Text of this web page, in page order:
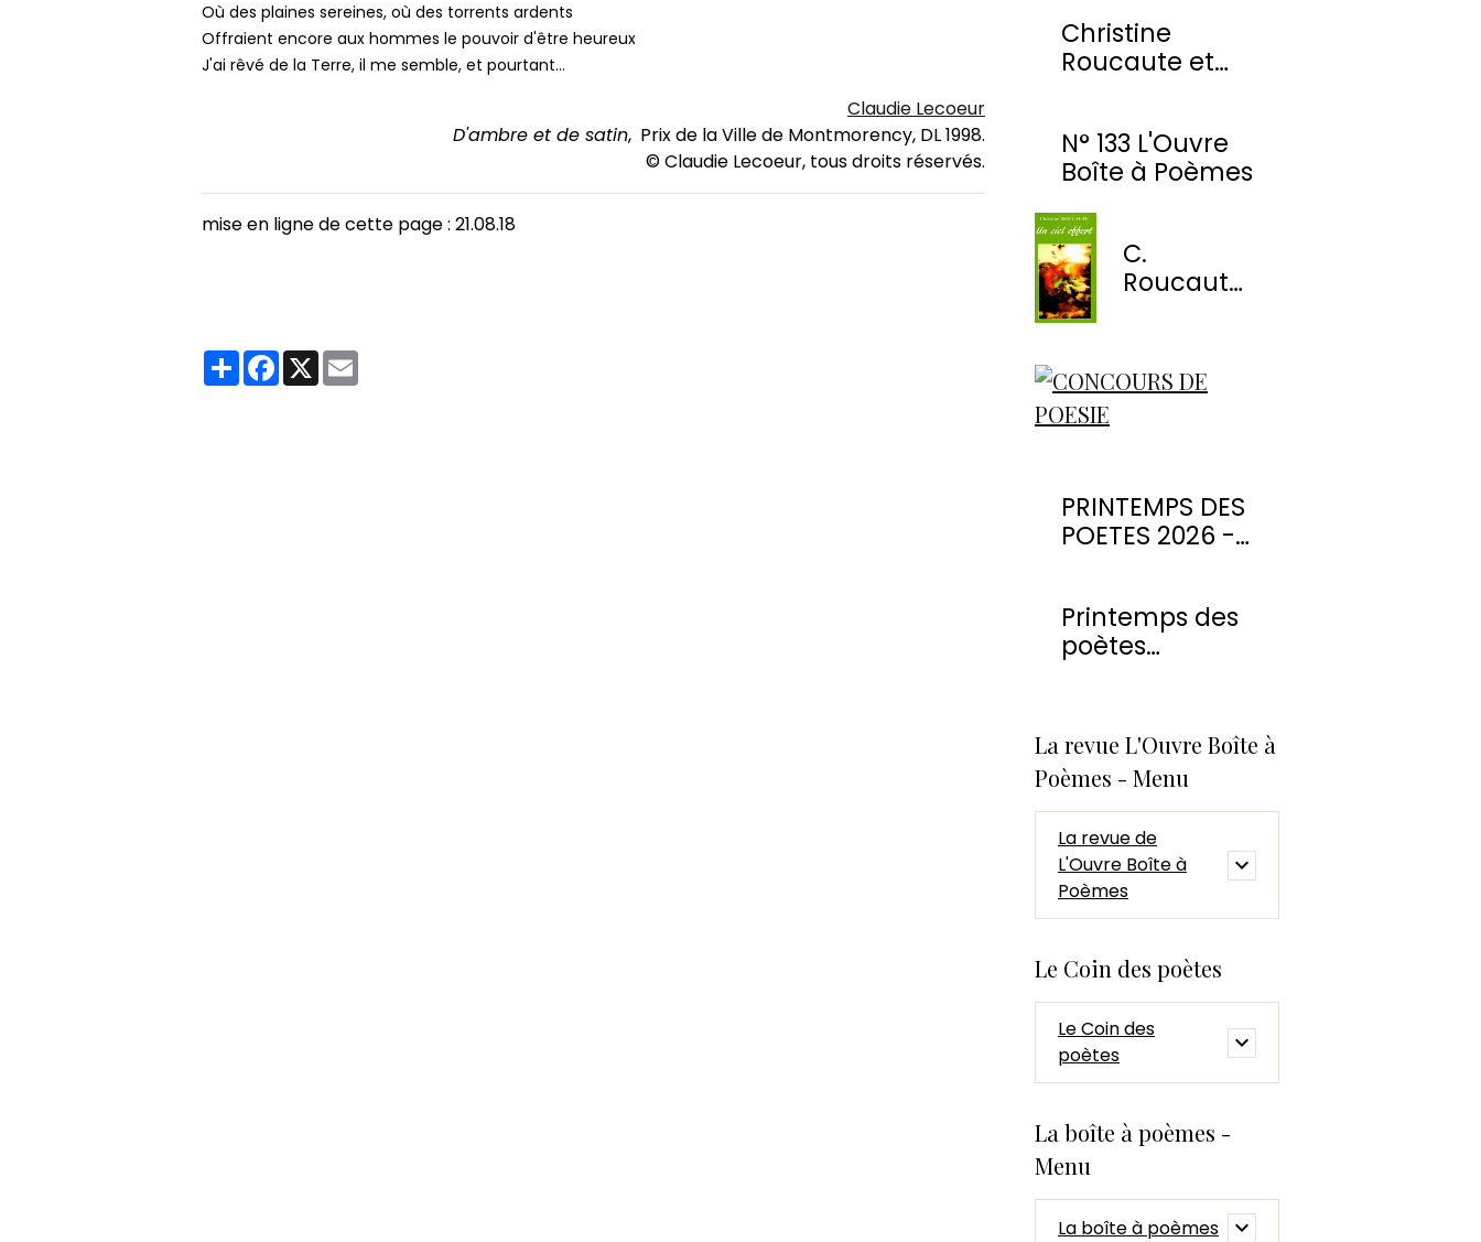
Où des plaines sereines, où des torrents ardents
Offraient encore aux hommes le pouvoir d'être heureux
J'ai rêvé de la Terre, il me semble, et pourtant...
Claudie Lecoeur
D'ambre et de satin, Prix de la Ville de Montmorency, DL 1998.
© Claudie Lecoeur, tous droits réservés.
mise en ligne de cette page : 21.08.18
PartagerFacebook
X
Christine
Roucaute et
Montmorency
N° 133 L'Ouvre
Boîte à Poèmes
C.
Roucaute
PRINTEMPS DES
POETES 2026 -
Printemps des
poètes
La revue L'Ouvre Boîte à
Poèmes - Menu
La revue de
L'Ouvre Boîte à
Poèmes
Le Coin des poètes
Le Coin des
poètes
La boîte à poèmes -
Menu
La boîte à poèmes